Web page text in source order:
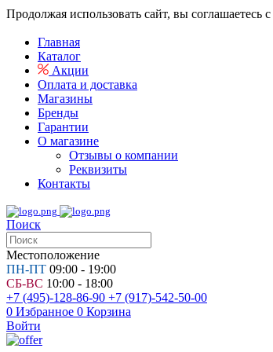
Продолжая использовать сайт, вы соглашаетесь с
Главная
Каталог
Акции
Оплата и доставка
Магазины
Бренды
Гарантии
О магазине
Отзывы о компании
Реквизиты
Контакты
Поиск
Местоположение
ПН-ПТ 09:00 - 19:00
СБ-ВС 10:00 - 18:00
+7 (495)-128-86-90 +7 (917)-542-50-00
0 Избранное 0 Корзина
Войти